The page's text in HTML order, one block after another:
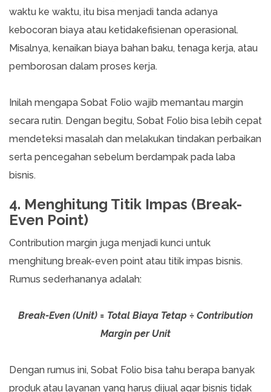
waktu ke waktu, itu bisa menjadi tanda adanya
kebocoran biaya atau ketidakefisienan operasional.
Misalnya, kenaikan biaya bahan baku, tenaga kerja, atau
pemborosan dalam proses kerja.
Inilah mengapa Sobat Folio wajib memantau margin
secara rutin. Dengan begitu, Sobat Folio bisa lebih cepat
mendeteksi masalah dan melakukan tindakan perbaikan
serta pencegahan sebelum berdampak pada laba
bisnis.
4. Menghitung Titik Impas (Break-
Even Point)
Contribution margin juga menjadi kunci untuk
menghitung break-even point atau titik impas bisnis.
Rumus sederhananya adalah:
Break-Even (Unit) = Total Biaya Tetap ÷ Contribution
Margin per Unit
Dengan rumus ini, Sobat Folio bisa tahu berapa banyak
produk atau layanan yang harus dijual agar bisnis tidak